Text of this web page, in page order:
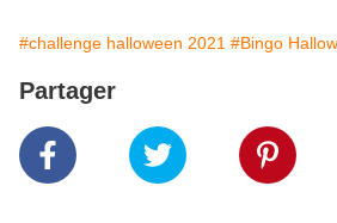
#challenge halloween 2021 #Bingo
Partager